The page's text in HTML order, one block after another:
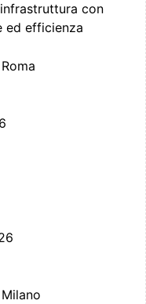
con
ed efficienza